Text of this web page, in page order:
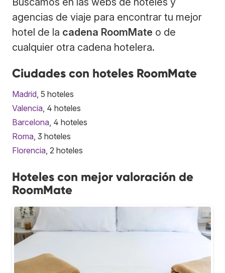
agencias de viaje para encontrar tu mejor
hotel de la cadena RoomMate o de
cualquier otra cadena hotelera.
Ciudades con hoteles RoomMate
Madrid , 5 hoteles
Valencia , 4 hoteles
Barcelona , 4 hoteles
Roma , 3 hoteles
Florencia , 2 hoteles
Hoteles con mejor valoración de
RoomMate